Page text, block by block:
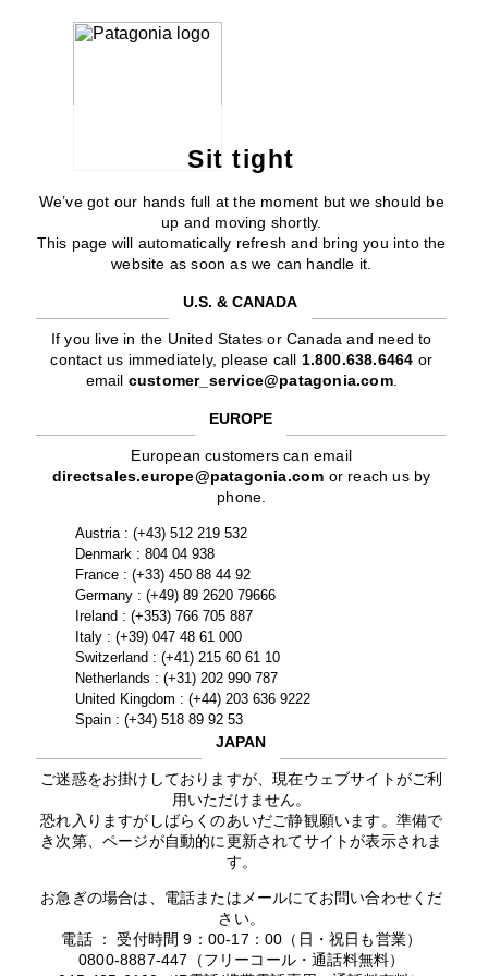
Sit tight
We’ve got our hands full at the moment but we should be
up and moving shortly.
This page will automatically refresh and bring you into the
website as soon as we can handle it.
U.S. & CANADA
If you live in the United States or Canada and need to
contact us immediately, please call 1.800.638.6464 or
email customer_service@patagonia.com.
EUROPE
European customers can email
directsales.europe@patagonia.com or reach us by
phone.
Austria : (+43) 512 219 532
Denmark : 804 04 938
France : (+33) 450 88 44 92
Germany : (+49) 89 2620 79666
Ireland : (+353) 766 705 887
Italy : (+39) 047 48 61 000
Switzerland : (+41) 215 60 61 10
Netherlands : (+31) 202 990 787
United Kingdom : (+44) 203 636 9222
Spain : (+34) 518 89 92 53
JAPAN
ご迷惑をお掛けしておりますが、現在ウェブサイトがご利
用いただけません。
恐れ入りますがしばらくのあいだご静観願います。準備で
き次第、ページが自動的に更新されてサイトが表示されま
す。
お急ぎの場合は、電話またはメールにてお問い合わせくだ
さい。
電話 ： 受付時間 9：00-17：00（日・祝日も営業）
0800-8887-447（フリーコール・通話料無料）